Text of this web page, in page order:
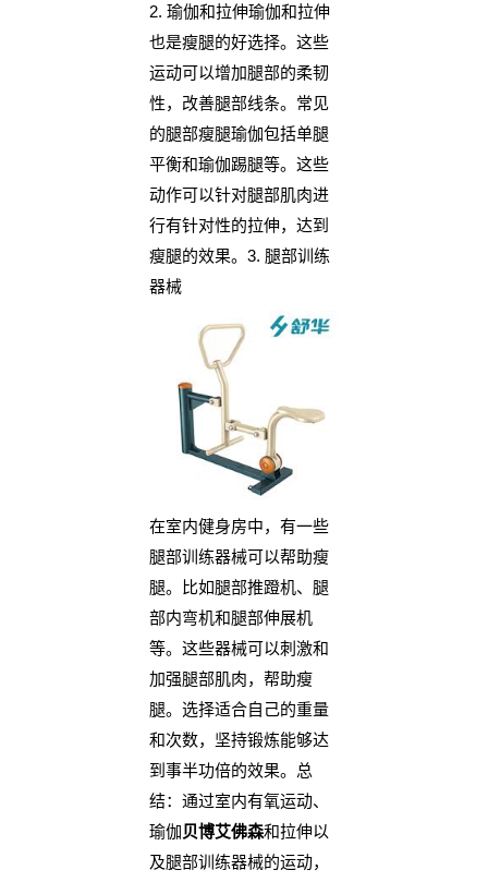
2. 瑜伽和拉伸瑜伽和拉伸
也是瘦腿的好选择。这些
运动可以增加腿部的柔韧
性，改善腿部线条。常见
的腿部瘦腿瑜伽包括单腿
平衡和瑜伽踢腿等。这些
动作可以针对腿部肌肉进
行有针对性的拉伸，达到
瘦腿的效果。3. 腿部训练
器械
在室内健身房中，有一些
腿部训练器械可以帮助瘦
腿。比如腿部推蹬机、腿
部内弯机和腿部伸展机
等。这些器械可以刺激和
加强腿部肌肉，帮助瘦
腿。选择适合自己的重量
和次数，坚持锻炼能够达
到事半功倍的效果。总
结：通过室内有氧运动、
瑜伽 贝博艾佛森和拉伸以
及腿部训练器械的运动，